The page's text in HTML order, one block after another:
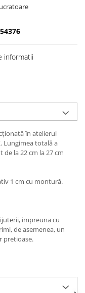
informatii
în atelierul
Lungimea totală a
la 22 cm la 27 cm
1 cm cu montură.
impreuna cu
de asemenea, un
pretioase.